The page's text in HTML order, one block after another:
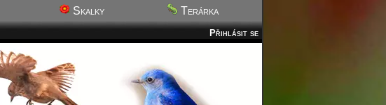
Skalky Terárka
Přihlásit se